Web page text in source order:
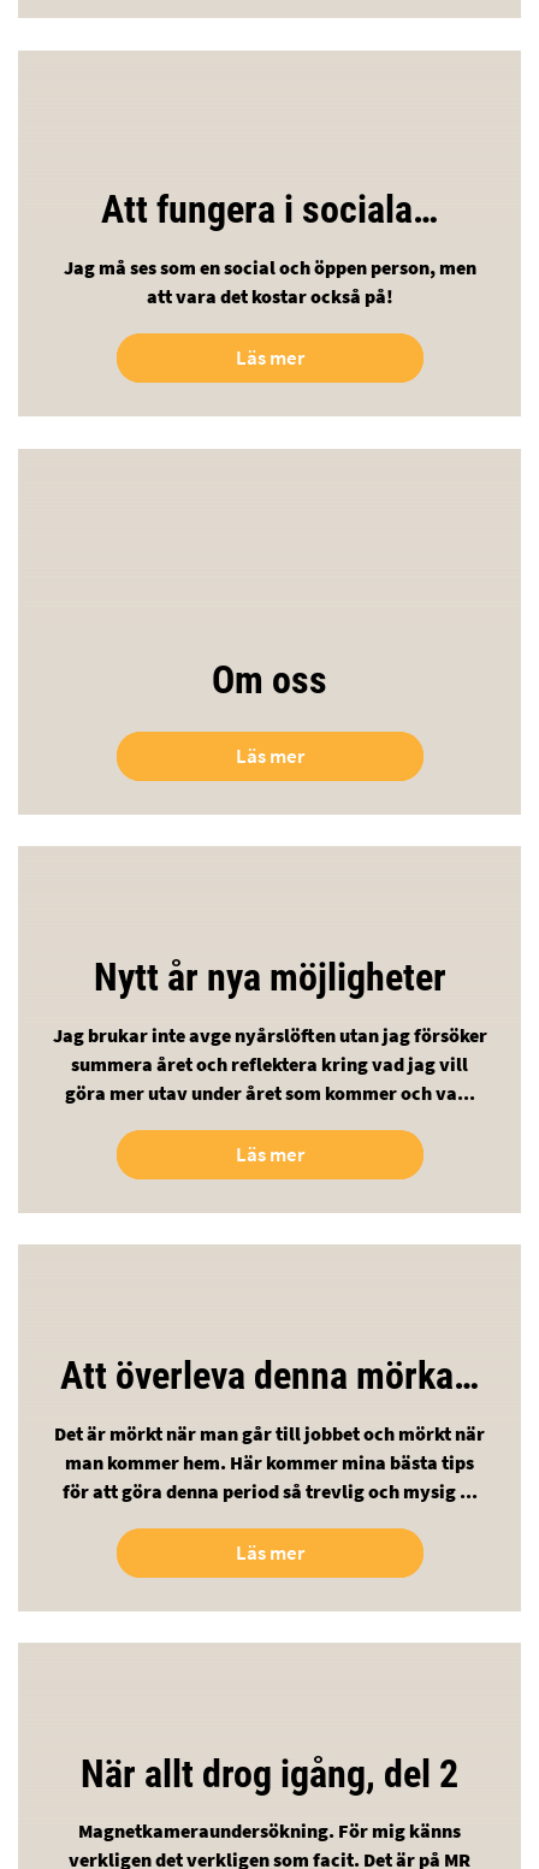
Att fungera i sociala…
Jag må ses som en social och öppen person, men
att vara det kostar också på!
Läs mer
Om oss
Läs mer
Nytt år nya möjligheter
Jag brukar inte avge nyårslöften utan jag försöker
summera året och reflektera kring vad jag vill
göra mer utav under året som kommer och va...
Läs mer
Att överleva denna mörka…
Det är mörkt när man går till jobbet och mörkt när
man kommer hem. Här kommer mina bästa tips
för att göra denna period så trevlig och mysig ...
Läs mer
När allt drog igång, del 2
Magnetkameraundersökning. För mig känns
verkligen det verkligen som facit. Det är på MR